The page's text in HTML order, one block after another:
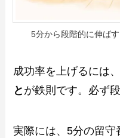
5分から段階的に伸ば
成功率を上げるには、
と が鉄則です。必ず
実際には、5分の留守